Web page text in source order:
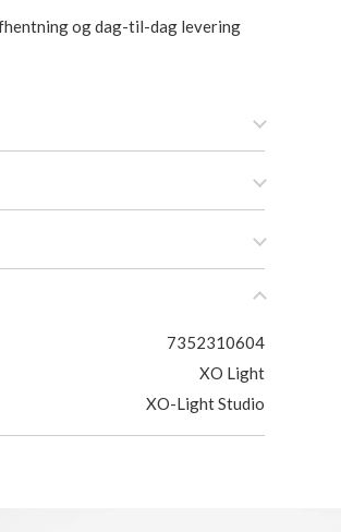
og dag-til-dag levering
7352310604
XO Light
XO-Light Studio